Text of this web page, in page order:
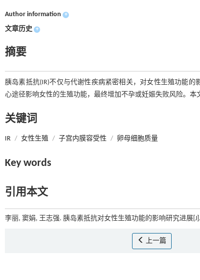
Author information +
文章历史 +
摘要
胰岛素抵抗(IR)不仅与代谢性疾病紧密相关，对女性生殖功能
心途径影响女性的生殖功能，最终增加不孕或妊娠失败风险。本
关键词
IR / 女性生殖 / 子宫内膜容受性 / 卵母细胞质量
Key words
引用本文
李丽, 窦娟, 王志强. 胰岛素抵抗对女性生殖功能的影响研究进展[J].
上一篇